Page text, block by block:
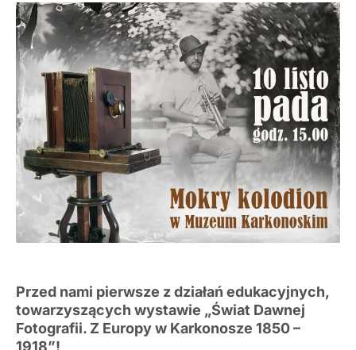
Przed nami pierwsze z działań edukacyjnych,
towarzyszących wystawie „Świat Dawnej
Fotografii. Z Europy w Karkonosze 1850 –